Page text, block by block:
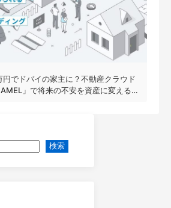
円でドバイの家主に？不動産クラウド
」で将来の不安を資産に変える新
検索